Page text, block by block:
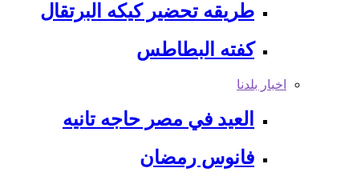
طريقه تحضير كيكه البرتقال
كفته البطاطس
اخبار بلدنا
العيد في مصر حاجه تانيه
فانوس رمضان